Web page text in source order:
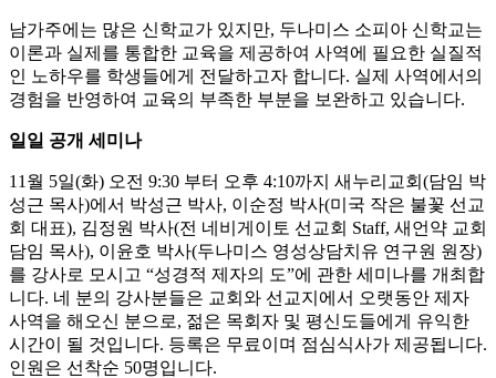
남가주에는 많은 신학교가 있지만, 두나미스 소피아 신학교는
이론과 실제를 통합한 교육을 제공하여 사역에 필요한 실질적
인 노하우를 학생들에게 전달하고자 합니다. 실제 사역에서의
경험을 반영하여 교육의 부족한 부분을 보완하고 있습니다.
일일 공개 세미나
11월 5일(화) 오전 9:30 부터 오후 4:10까지 새누리교회(담임 박
성근 목사)에서 박성근 박사, 이순정 박사(미국 작은 불꽃 선교
회 대표), 김정원 박사(전 네비게이토 선교회 Staff, 새언약 교회
담임 목사), 이윤호 박사(두나미스 영성상담치유 연구원 원장)
를 강사로 모시고 “성경적 제자의 도”에 관한 세미나를 개최합
니다. 네 분의 강사분들은 교회와 선교지에서 오랫동안 제자
사역을 해오신 분으로, 젊은 목회자 및 평신도들에게 유익한
시간이 될 것입니다. 등록은 무료이며 점심식사가 제공됩니다.
인원은 선착순 50명입니다.